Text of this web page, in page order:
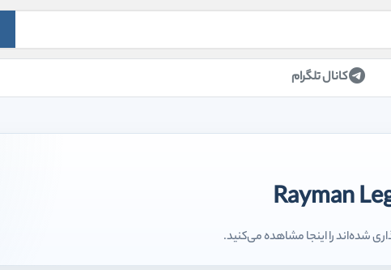
کانال تلگرام